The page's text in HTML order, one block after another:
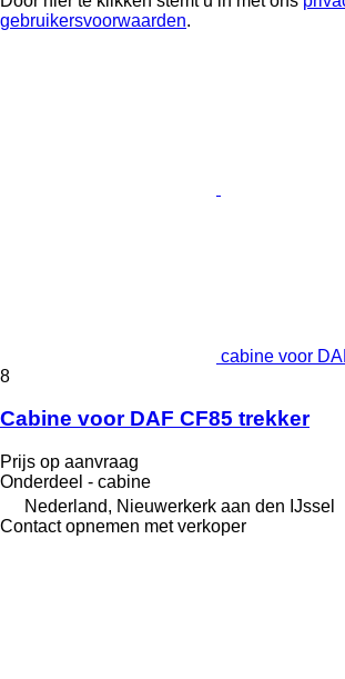
gebruikersvoorwaarden.
cabine voor
8
Cabine voor DAF CF85 trekker
Prijs op aanvraag
Onderdeel - cabine
Nederland, Nieuwerkerk aan den IJssel
Contact opnemen met verkoper